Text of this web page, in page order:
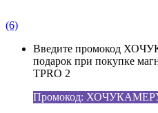
(6)
Введите промокод
подарок при покупке
TPRO 2
Промокод: